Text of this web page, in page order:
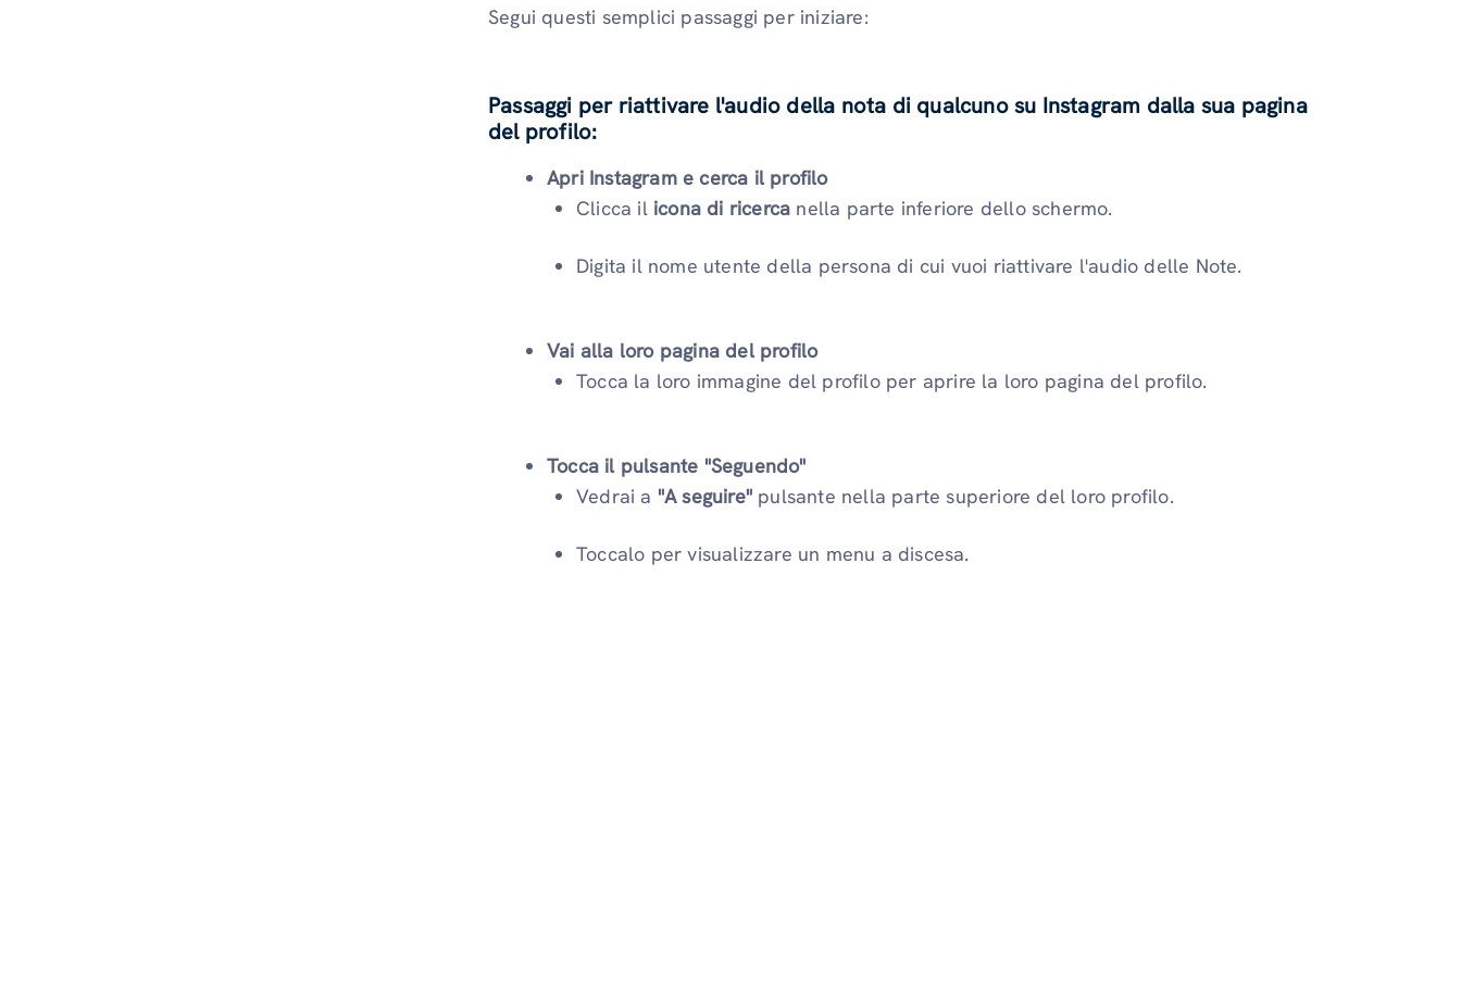
Segui questi semplici passaggi per iniziare:
Passaggi per riattivare l'audio della nota di qualcuno su Instagram dalla sua pagina
del profilo:
Apri Instagram e cerca il profilo
Clicca il icona di ricerca nella parte inferiore dello schermo.
Digita il nome utente della persona di cui vuoi riattivare l'audio delle Note.
Vai alla loro pagina del profilo
Tocca la loro immagine del profilo per aprire la loro pagina del profilo.
Tocca il pulsante "Seguendo"
Vedrai a "A seguire" pulsante nella parte superiore del loro profilo.
Toccalo per visualizzare un menu a discesa.